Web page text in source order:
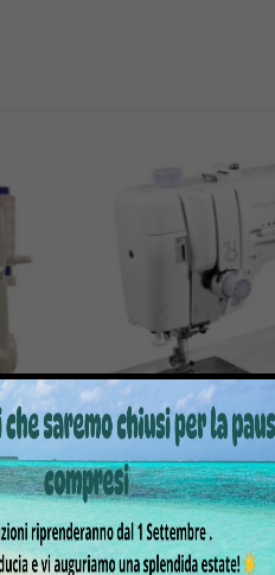
1034
MACCHINA
MC6500P